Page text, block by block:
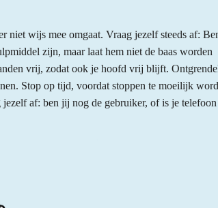
niet wijs mee omgaat. Vraag jezelf steeds af:
zijn, maar laat hem niet de baas worden
vrij, zodat ook je hoofd vrij blijft.
Stop op tijd, voordat stoppen te moeilijk
af: ben jij nog de gebruiker, of is je telefoon